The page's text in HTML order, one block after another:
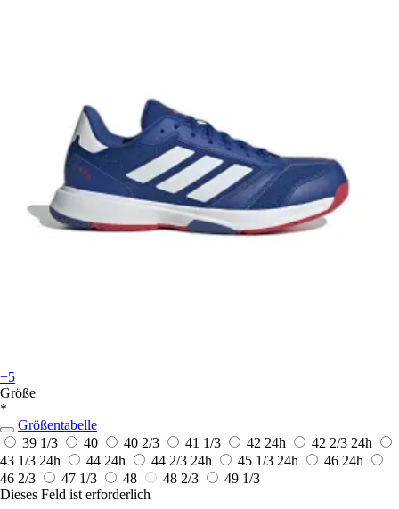
+5
Größe
*
Größentabelle
39 1/3
40 40 2/3 41 1/3 42 24h 42 2/3 24h
43 1/3 24h 44 24h 44 2/3 24h 45 1/3 24h 46 24h
46 2/3
47 1/3 48 48 2/3
49 1/3
Dieses Feld ist erforderlich